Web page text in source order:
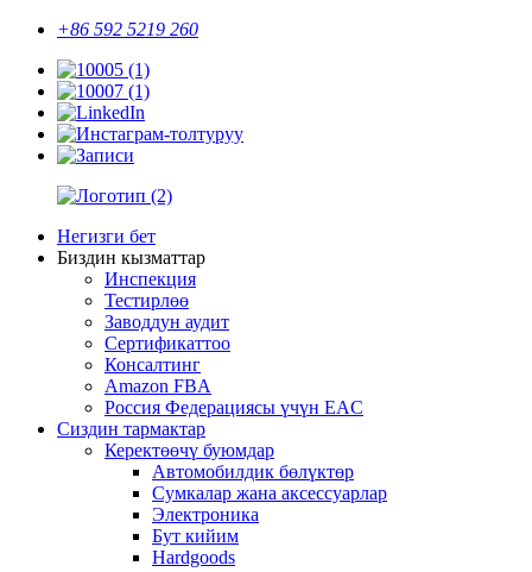
+86 592 5219 260
Негизги бет
Биздин кызматтар
Инспекция
Тестирлөө
Заводдун аудит
Сертификаттоо
Консалтинг
Amazon FBA
Россия Федерациясы үчүн EAC
Сиздин тармактар
Керектөөчү буюмдар
Автомобилдик бөлүктөр
Сумкалар жана аксессуарлар
Электроника
Бут кийим
Hardgoods